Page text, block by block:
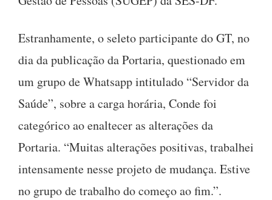
Estranhamente, o seleto participante do GT, no
dia da publicação da Portaria, questionado em
um grupo de Whatsapp intitulado “Servidor da
Saúde”, sobre a carga horária, Conde foi
categórico ao enaltecer as alterações da
Portaria. “Muitas alterações positivas, trabalhei
intensamente nesse projeto de mudança. Estive
no grupo de trabalho do começo ao fim.”.